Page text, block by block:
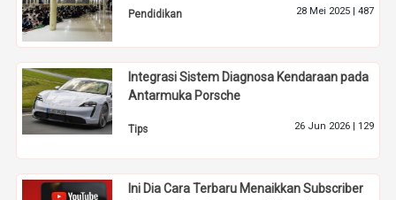
Pendidikan 28 Mei 2025 | 487
Integrasi Sistem Diagnosa Kendaraan pada
Antarmuka Porsche
Tips 26 Jun 2026 | 129
Ini Dia Cara Terbaru Menaikkan Subscriber